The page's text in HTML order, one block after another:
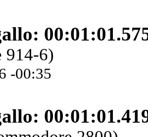
914-6)
-00:35